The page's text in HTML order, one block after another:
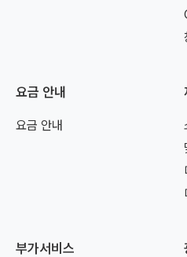
요금 안내
요금 안내
부가서비스